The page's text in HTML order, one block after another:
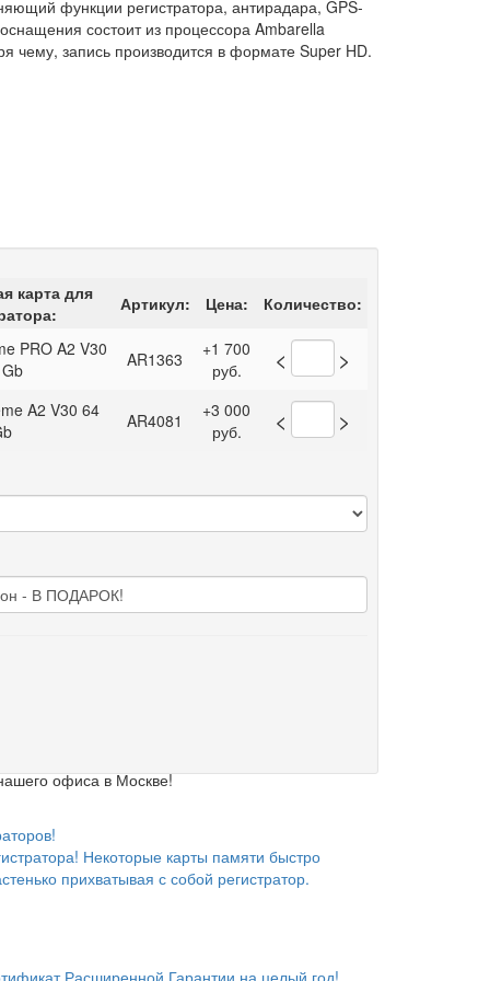
функции регистратора, антирадара, GPS-
состоит из процессора Ambarella
чему, запись производится в формате Super HD.
карта для
Артикул: Цена: Количество:
PRO A2 V30
AR1363
+1 700
руб.
< >
A2 V30 64
AR4081
+3 000
руб.
< >
офиса в Москве!
Некоторые карты памяти быстро
прихватывая с собой регистратор.